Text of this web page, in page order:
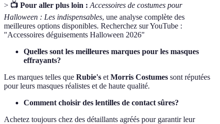
> 📺 Pour aller plus loin : Accessoires de costumes pour
Halloween : Les indispensables, une analyse complète des
meilleures options disponibles. Recherchez sur YouTube :
"Accessoires déguisements Halloween 2026"
Quelles sont les meilleures marques pour les masques
effrayants?
Les marques telles que Rubie's et Morris Costumes sont réputées
pour leurs masques réalistes et de haute qualité.
Comment choisir des lentilles de contact sûres?
Achetez toujours chez des détaillants agréés pour garantir leur